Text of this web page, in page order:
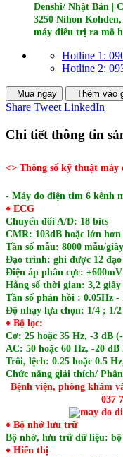
Denshi/ Nhật Bản |
3250 Nihon
máy điều trị ra mồ
Hotline 1:
Hotline 2:
Mua ngay Thêm vào
Share Tweet LinkedIn
Chi tiết thông tin
<> Thông số kỹ thuật máy
- Máy đo điện tim 6 kênh
♦ ECG
Chuyển đổi A/D: 18 bits
CMR: 103dB hoặc lớn hơn
Tần số mẫu: 8000 mẫu/
Đạo trình: ghi được 12
Điện áp phân cực:
Hằng số thời gian: 3,2
Tần số phản hồi : 0.05Hz
Độ nhạy lựa chọn: 1/4 ; 1/
♦ Bộ lọc:
Cơ: 25 hoặc 35 Hz, -3 dB
AC: 50 hoặc 60 Hz, -20
Trôi, lệch: 0.25 hoặc 0.5
Chức năng giải thích/
Bệnh viện, phòng khám
037
♦ Bộ nhớ lưu trữ
Bộ nhớ, lưu trữ dữ liệu:
♦ Hiển thị